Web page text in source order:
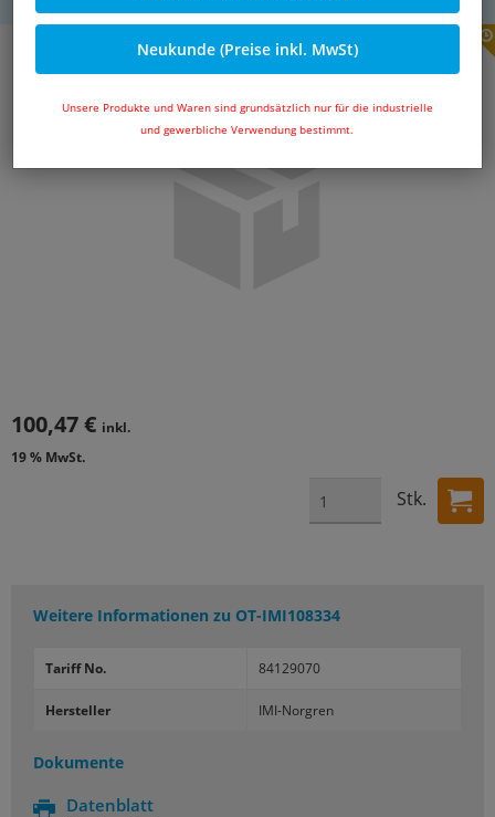
Neukunde (Preise inkl. MwSt)
Unsere Produkte und Waren sind grundsätzlich nur für die industrielle
und gewerbliche Verwendung bestimmt.
100,47 € inkl.
19 % MwSt.
Stk.
Weitere Informationen zu OT-IMI108334
Tariff No. 84129070
Hersteller IMI-Norgren
Dokumente
Datenblatt